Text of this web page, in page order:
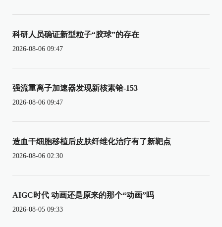
科研人员确证新型粒子“胶球”的存在
2026-08-06 09:47
强流重离子加速器发现新核素铪-153
2026-08-06 09:47
造血干细胞移植后皮肤纤维化治疗有了新靶点
2026-08-06 02:30
AIGC时代 动画还是原来的那个“动画”吗
2026-08-05 09:33